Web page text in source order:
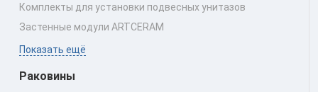
Комплекты для установки подвесных унитазов
Застенные модули ARTCERAM
Показать ещё
Раковины